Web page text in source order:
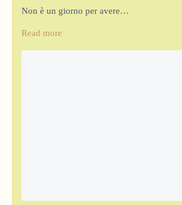
Non è un giorno per avere…
Read more